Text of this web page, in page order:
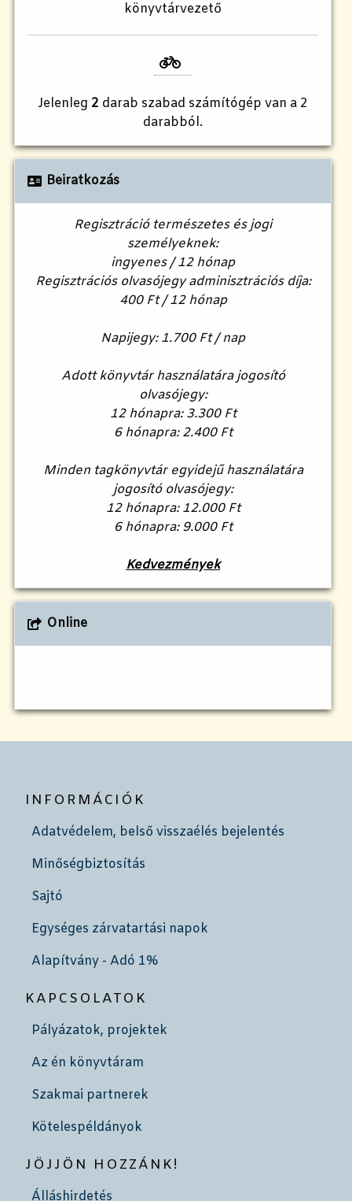
könyvtárvezető
Jelenleg 2 darab szabad számítógép van a 2
darabból.
Beiratkozás
Regisztráció természetes és jogi
személyeknek:
ingyenes / 12 hónap
Regisztrációs olvasójegy adminisztrációs díja:
400 Ft / 12 hónap
Napijegy: 1.700 Ft / nap
Adott könyvtár használatára jogosító
olvasójegy:
12 hónapra: 3.300 Ft
6 hónapra: 2.400 Ft
Minden tagkönyvtár egyidejű használatára
jogosító olvasójegy:
12 hónapra: 12.000 Ft
6 hónapra: 9.000 Ft
Kedvezmények
Online
INFORMÁCIÓK
Adatvédelem, belső visszaélés bejelentés
Minőségbiztosítás
Sajtó
Egységes zárvatartási napok
Alapítvány - Adó 1%
KAPCSOLATOK
Pályázatok, projektek
Az én könyvtáram
Szakmai partnerek
Kötelespéldányok
JÖJJÖN HOZZÁNK!
Álláshirdetés